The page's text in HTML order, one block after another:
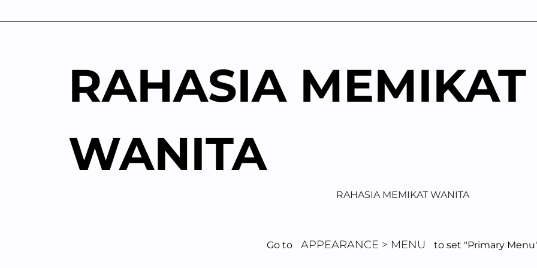
to
RAHASIA MEMIKAT
WANITA
RAHASIA MEMIKAT WANITA
Go to APPEARANCE > MENU to set "Primary